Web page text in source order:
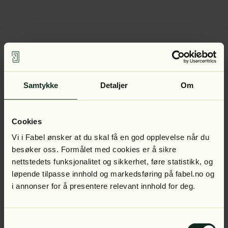
Samtykke Detaljer Om
Cookies
Vi i Fabel ønsker at du skal få en god opplevelse når du
besøker oss. Formålet med cookies er å sikre
nettstedets funksjonalitet og sikkerhet, føre statistikk, og
løpende tilpasse innhold og markedsføring på fabel.no og
i annonser for å presentere relevant innhold for deg.